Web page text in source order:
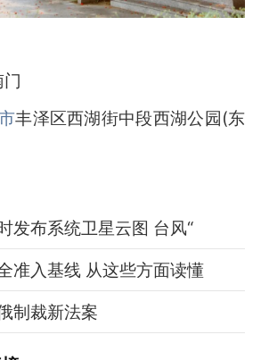
丰泽区西湖街中段西湖公园(东
发布系统卫星云图 台风“
准入基线 从这些方面读懂
制裁新法案